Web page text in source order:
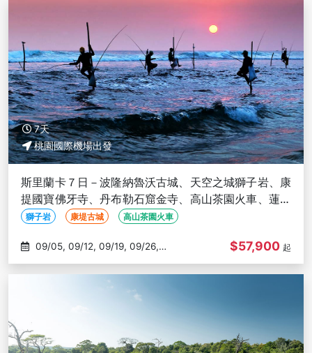
7天
桃園國際機場出發
斯里蘭卡７日－波隆納魯沃古城、天空之城獅子岩、康
提國寶佛牙寺、丹布勒石窟金寺、高山茶園火車、蓮花
塔旋轉餐廳
獅子岩 康堤古城 高山茶園火車
10/03
$57,900 起